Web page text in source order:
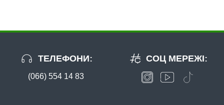
ТЕЛЕФОНИ:
(066) 554 14 83
СОЦ МЕРЕЖІ: